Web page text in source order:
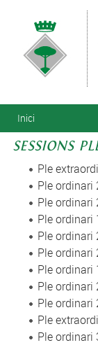
Esteu aquí
Inici
SESSIONS
Ple
Ple ordinari
Ple ordinari
Ple ordinari
Ple ordinari
Ple ordinari
Ple ordinari
Ple ordinari
Ple ordinari
Ple
Ple ordinari